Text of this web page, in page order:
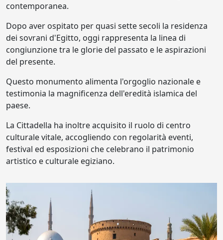
contemporanea.
Dopo aver ospitato per quasi sette secoli la residenza
dei sovrani d'Egitto, oggi rappresenta la linea di
congiunzione tra le glorie del passato e le aspirazioni
del presente.
Questo monumento alimenta l'orgoglio nazionale e
testimonia la magnificenza dell'eredità islamica del
paese.
La Cittadella ha inoltre acquisito il ruolo di centro
culturale vitale, accogliendo con regolarità eventi,
festival ed esposizioni che celebrano il patrimonio
artistico e culturale egiziano.